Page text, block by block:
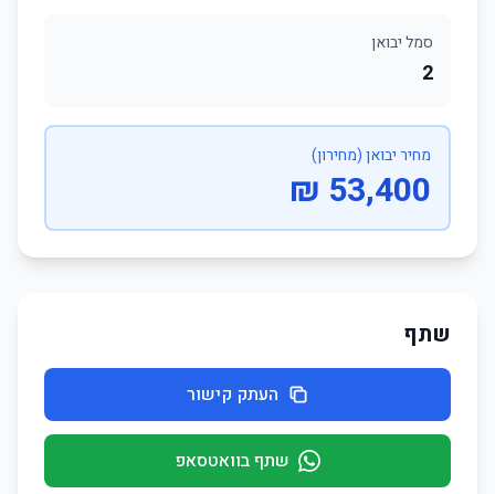
סמל יבואן
2
מחיר יבואן (מחירון)
53,400 ₪
שתף
העתק קישור
שתף בוואטסאפ